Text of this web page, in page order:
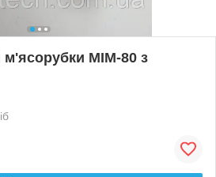
м'ясорубки МІМ-80 з